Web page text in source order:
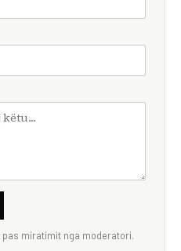
pas miratimit nga moderatori.